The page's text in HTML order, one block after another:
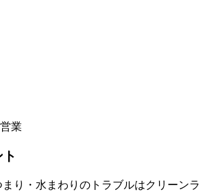
業
り・水まわりのトラブルはクリーンラ